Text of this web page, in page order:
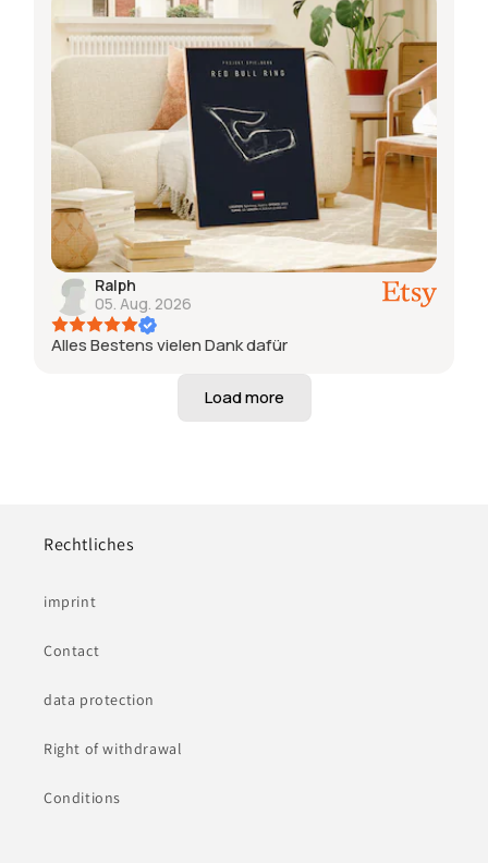
Ralph
05. Aug. 2026
Alles Bestens vielen Dank dafür
Rechtliches
imprint
Contact
data protection
Right of withdrawal
Conditions